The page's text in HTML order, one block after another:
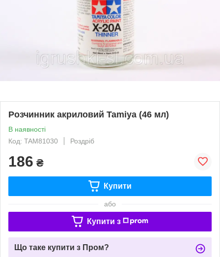
Розчинник акриловий Tamiya (46 мл)
В наявності
Код: TAM81030
Роздріб
186 ₴
Купити
або
Купити з
Що таке купити з Пром?